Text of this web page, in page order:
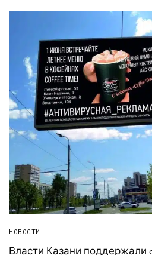
НОВОСТИ
Власти Казани поддержали